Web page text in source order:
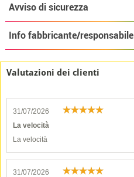
Avviso di sicurezza
Info fabbricante/responsabile
Valutazioni dei clienti
31/07/2026
La velocità
La velocità
31/07/2026